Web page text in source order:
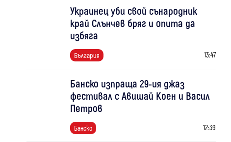
Украинец уби свой сънародник
край Слънчев бряг и опита да
избяга
България 13:47
Банско изпраща 29-ия джаз
фестивал с Авишай Коен и Васил
Петров
Банско 12:39